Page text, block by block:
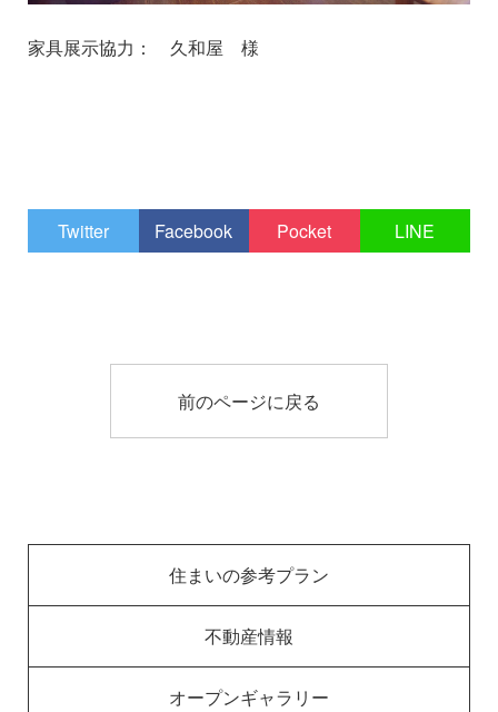
家具展示協力： 久和屋 様
Twitter Facebook Pocket LINE
前のページに戻る
住まいの参考プラン
不動産情報
オープンギャラリー